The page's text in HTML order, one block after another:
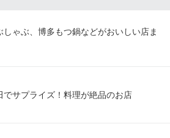
しゃぶ、博多もつ鍋などがおいしい店ま
でサプライズ！料理が絶品のお店